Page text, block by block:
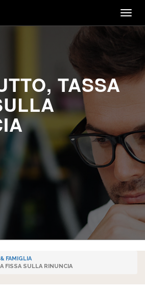
TASSA
FAMIGLIA
FISSA SULLA RINUNCIA